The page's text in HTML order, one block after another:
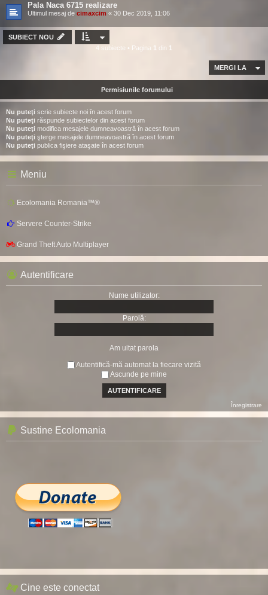
Pala Naca 6715 realizare
Ultimul mesaj de cimaxcim « 30 Dec 2019, 11:06
SUBIECT NOU
4 subiecte • Pagina 1 din 1
MERGI LA
Permisiunile forumului
Nu puteţi scrie subiecte noi în acest forum
Nu puteţi răspunde subiectelor din acest forum
Nu puteţi modifica mesajele dumneavoastră în acest forum
Nu puteţi şterge mesajele dumneavoastră în acest forum
Nu puteţi publica fişiere ataşate în acest forum
Meniu
Ecolomania Romania™®
Servere Counter-Strike
Grand Theft Auto Multiplayer
Autentificare
Nume utilizator:
Parolă:
Am uitat parola
Autentifică-mă automat la fiecare vizită
Ascunde pe mine
Înregistrare
Sustine Ecolomania
Cine este conectat